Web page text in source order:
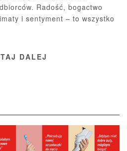
Radość, bogactwo
i sentyment – to wszystko
DALEJ